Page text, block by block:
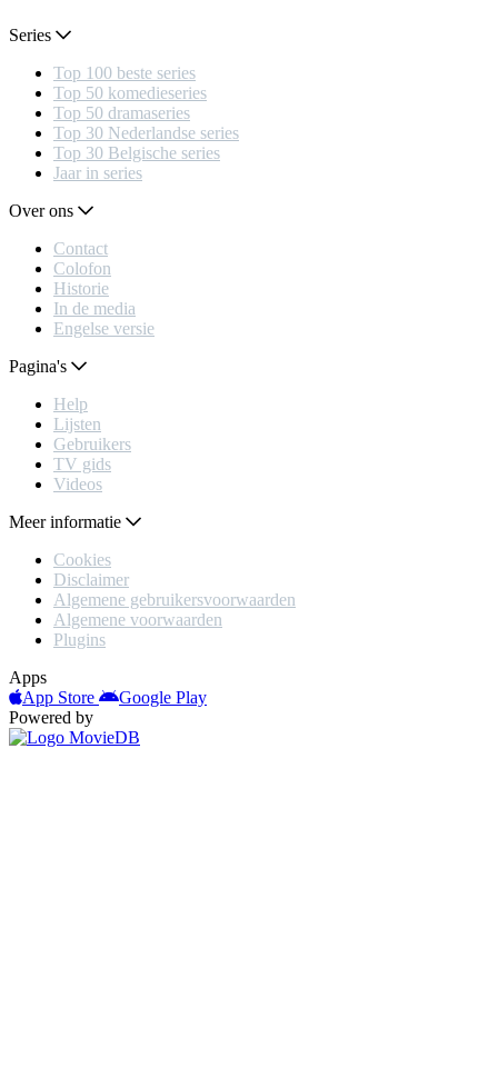
Series
Top 100 beste series
Top 50 komedieseries
Top 50 dramaseries
Top 30 Nederlandse series
Top 30 Belgische series
Jaar in series
Over ons
Contact
Colofon
Historie
In de media
Engelse versie
Pagina's
Help
Lijsten
Gebruikers
TV gids
Videos
Meer informatie
Cookies
Disclaimer
Algemene gebruikersvoorwaarden
Algemene voorwaarden
Plugins
Apps
App Store
Google Play
Powered by